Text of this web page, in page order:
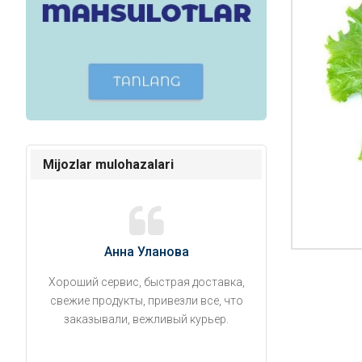
Mijozlar mulohazalari
Анна Уланова
Хороший сервис, быстрая доставка,
свежие продукты, привезли все, что
заказывали, вежливый курьер.